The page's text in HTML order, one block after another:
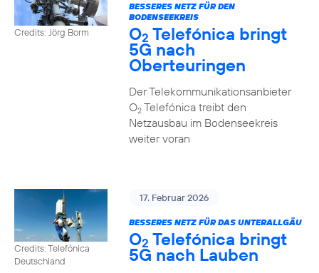
Credits: Jörg Borm
BESSERES NETZ FÜR DEN
BODENSEEKREIS
O2 Telefónica bringt
5G nach
Oberteuringen
Der Telekommunikationsanbieter
O2Telefónica treibt den
Netzausbau im Bodenseekreis
weiter voran
Credits: Telefónica
Deutschland
17. Februar 2026
BESSERES NETZ FÜR DAS UNTERALLGÄU
O2 Telefónica bringt
5G nach Lauben